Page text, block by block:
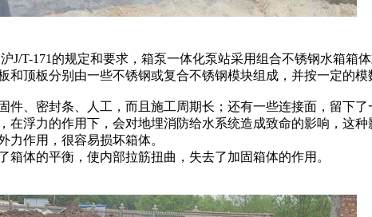
J/T-171的规定和要求，箱泵一体化泵站采用组合不锈钢水箱箱
顶板分别由一些不锈钢或复合不锈钢模块组成，并按一定的模
、密封条、人工，而且施工周期长；还有一些连接面，留下
浮力的作用下，会对地埋消防给水系统造成致命的影响，这
作用，很容易损坏箱体。
体的平衡，使内部拉筋扭曲，失去了加固箱体的作用。